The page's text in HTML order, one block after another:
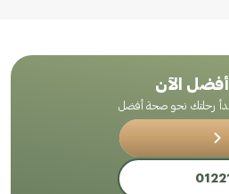
الآن
رحلتك نحو صحة أفضل